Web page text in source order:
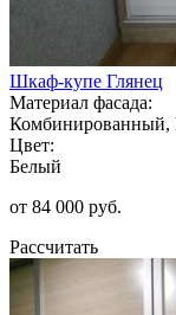
Шкаф-купе Глянец
Материал фасада:
Комбинированный,
Цвет:
Белый
от 84 000 руб.
Рассчитать